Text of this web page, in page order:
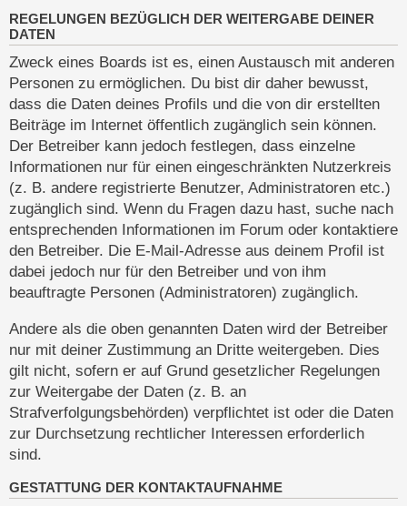
REGELUNGEN BEZÜGLICH DER WEITERGABE DEINER
DATEN
Zweck eines Boards ist es, einen Austausch mit anderen
Personen zu ermöglichen. Du bist dir daher bewusst,
dass die Daten deines Profils und die von dir erstellten
Beiträge im Internet öffentlich zugänglich sein können.
Der Betreiber kann jedoch festlegen, dass einzelne
Informationen nur für einen eingeschränkten Nutzerkreis
(z. B. andere registrierte Benutzer, Administratoren etc.)
zugänglich sind. Wenn du Fragen dazu hast, suche nach
entsprechenden Informationen im Forum oder kontaktiere
den Betreiber. Die E-Mail-Adresse aus deinem Profil ist
dabei jedoch nur für den Betreiber und von ihm
beauftragte Personen (Administratoren) zugänglich.
Andere als die oben genannten Daten wird der Betreiber
nur mit deiner Zustimmung an Dritte weitergeben. Dies
gilt nicht, sofern er auf Grund gesetzlicher Regelungen
zur Weitergabe der Daten (z. B. an
Strafverfolgungsbehörden) verpflichtet ist oder die Daten
zur Durchsetzung rechtlicher Interessen erforderlich
sind.
GESTATTUNG DER KONTAKTAUFNAHME